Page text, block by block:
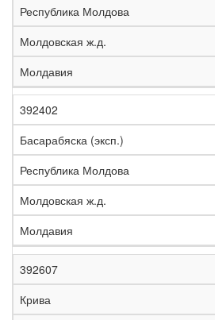
Республика Молдова
Молдовская ж.д.
Молдавия
392402
Басарабяска (эксп.)
Республика Молдова
Молдовская ж.д.
Молдавия
392607
Крива